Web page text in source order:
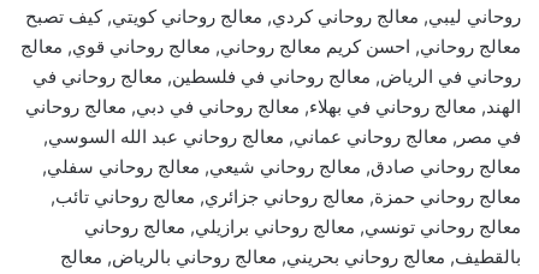
روحاني ليبي, معالج روحاني كردي, معالج روحاني كويتي, كيف تصبح
معالج روحاني, احسن كريم معالج روحاني, معالج روحاني قوي, معالج
روحاني في الرياض, معالج روحاني في فلسطين, معالج روحاني في
الهند, معالج روحاني في بهلاء, معالج روحاني في دبي, معالج روحاني
في مصر, معالج روحاني عماني, معالج روحاني عبد الله السوسي,
معالج روحاني صادق, معالج روحاني شيعي, معالج روحاني سفلي,
معالج روحاني حمزة, معالج روحاني جزائري, معالج روحاني تائب,
معالج روحاني تونسي, معالج روحاني برازيلي, معالج روحاني
بالقطيف, معالج روحاني بحريني, معالج روحاني بالرياض, معالج